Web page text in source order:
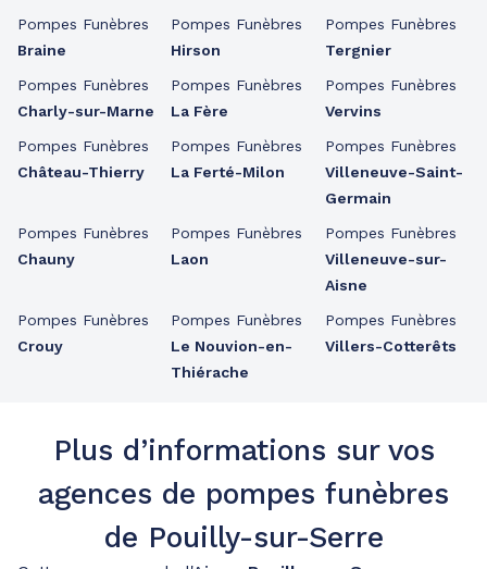
Pompes Funèbres
Braine
Pompes Funèbres
Charly-sur-Marne
Pompes Funèbres
Château-Thierry
Pompes Funèbres
Chauny
Pompes Funèbres
Crouy
Pompes Funèbres
Hirson
Pompes Funèbres
La Fère
Pompes Funèbres
La Ferté-Milon
Pompes Funèbres
Laon
Pompes Funèbres
Le Nouvion-en-
Thiérache
Pompes Funèbres
Tergnier
Pompes Funèbres
Vervins
Pompes Funèbres
Villeneuve-Saint-
Germain
Pompes Funèbres
Villeneuve-sur-
Aisne
Pompes Funèbres
Villers-Cotterêts
Plus d’informations sur vos
agences de pompes funèbres
de Pouilly-sur-Serre